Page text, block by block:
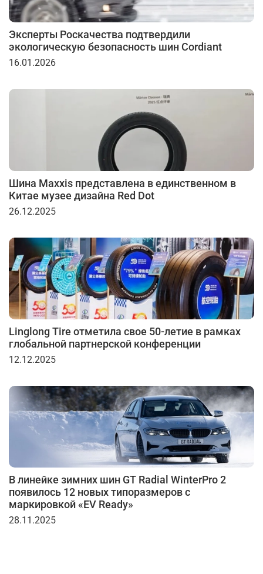
Эксперты Роскачества подтвердили
экологическую безопасность шин Cordiant
16.01.2026
Шина Maxxis представлена в единственном в
Китае музее дизайна Red Dot
26.12.2025
Linglong Tire отметила свое 50-летие в рамках
глобальной партнерской конференции
12.12.2025
В линейке зимних шин GT Radial WinterPro 2
появилось 12 новых типоразмеров с
маркировкой «EV Ready»
28.11.2025